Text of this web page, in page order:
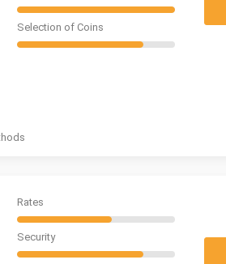
Selection of Coins
Rates
Security